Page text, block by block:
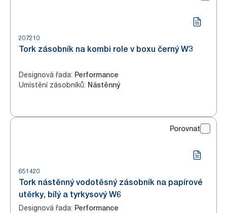
207210
Tork zásobník na kombi role v boxu černý W3
Designová řada: Performance
Umístění zásobníků: Nástěnný
Porovnat
651420
Tork nástěnný vodotěsný zásobník na papírové
utěrky, bílý a tyrkysový W6
Designová řada: Performance